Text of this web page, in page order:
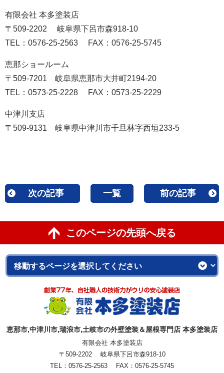
有限会社 本多塗装店
〒509-2202 岐阜県下呂市森918-10
TEL：0576-25-2563 FAX：0576-25-5745
恵那ショールーム
〒509-7201 岐阜県恵那市大井町2194-20
TEL：0573-25-2228 FAX：0573-25-2229
中津川支店
〒509-9131 岐阜県中津川市千旦林字西垣233-5
次の記事 一覧 前の記事
このページの先頭へ戻る
恵那市,中津川市,瑞浪市,土岐市の外壁塗装＆屋根専門店 本多塗装店
有限会社 本多塗装店
〒509-2202 岐阜県下呂市森918-10
TEL：0576-25-2563 FAX：0576-25-5745